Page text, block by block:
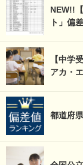
NEW!!
ト」偏
【中学
アカ・
都道府